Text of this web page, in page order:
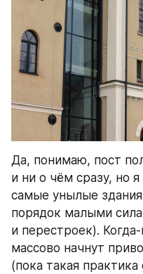
Да, понимаю, пост
и ни о чём сразу, но
самые унылые
порядок малыми
и перестроек).
массово начнут
(пока такая